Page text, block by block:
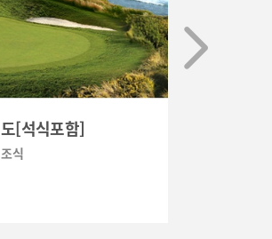
[석식포함]
식